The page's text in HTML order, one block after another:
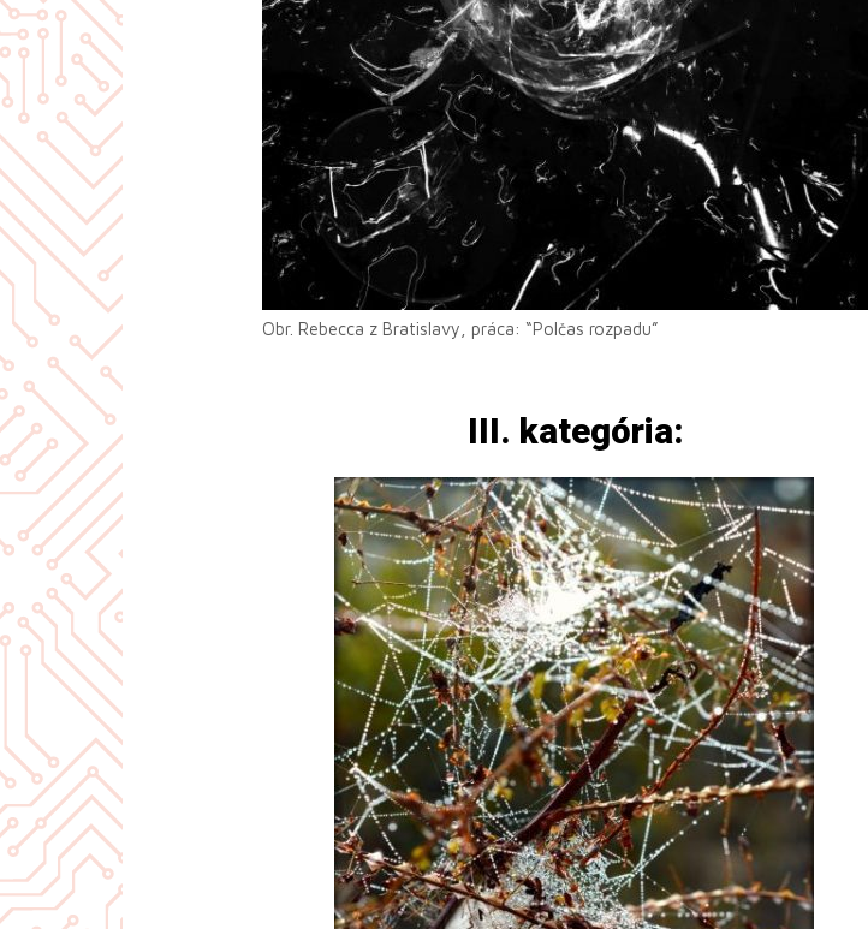
Obr. Rebecca z Bratislavy, práca: “Polčas rozpadu”
III. kategória: